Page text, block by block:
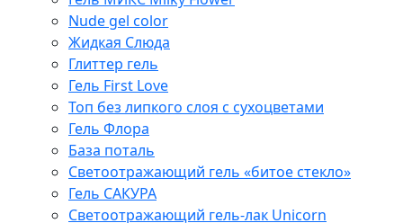
Nude gel color
Жидкая Слюда
Глиттер гель
Гель First Love
Топ без липкого слоя с сухоцветами
Гель Флора
База поталь
Светоотражающий гель «битое стекло»
Гель САКУРА
Светоотражающий гель-лак Unicorn